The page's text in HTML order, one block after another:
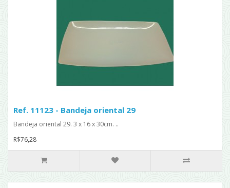
Ref. 11123 - Bandeja oriental 29
Bandeja oriental 29. 3 x 16 x 30cm. ..
R$76,28